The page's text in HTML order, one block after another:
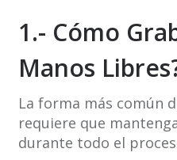
1.- Cómo
Manos
La forma más común
requiere que
durante todo el